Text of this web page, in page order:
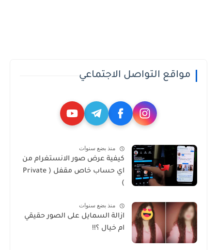
مواقع التواصل الاجتماعي
منذ بضع سنوات
كيفية عرض صور الانستغرام من
اي حساب خاص مقفل ( Private
)
منذ بضع سنوات
ازالة السمايل على الصور حقيقي
ام خيال ؟!!